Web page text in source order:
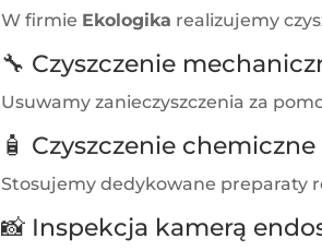
W firmie Ekologika realizujemy
🔧 Czyszczenie
Usuwamy zanieczyszczenia za
🧴 Czyszczenie
Stosujemy dedykowane preparaty
📸 Inspekcja kamerą